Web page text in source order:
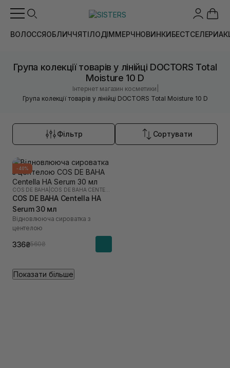
ВОЛОССЯОБЛИЧЧЯТІЛОДІММЕРЧНОВИНКИБЕСТСЕЛЕРИ
Група колекції товарів у лінійці DOCTORS Total
Moisture 10 D
Інтернет магазин косметики
Група колекції товарів у лінійці DOCTORS Total Moisture 10 D
Фільтр Сортувати
-40%
COS DE BAHA
COS DE BAHA Centella HA
Serum 30 мл
Відновлююча сироватка з
центелою
336₴560₴
Показати більше